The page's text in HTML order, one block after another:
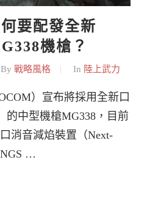
要配發全新
機槍？
By 戰略風格 In 陸上武力
）宣布將採用全新口
的中型機槍MG338，目前
消音減焰裝置（Next-
NGS …